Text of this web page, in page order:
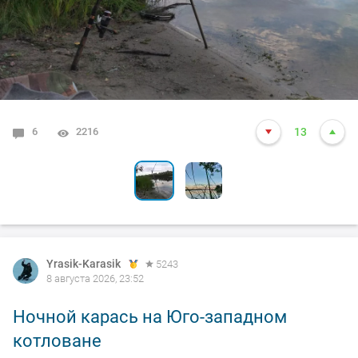
6 2216 13
1 3500 13
Yrasik-Karasik
5243
8 августа 2026, 23:52
Ночной карась на Юго-западном
котловане